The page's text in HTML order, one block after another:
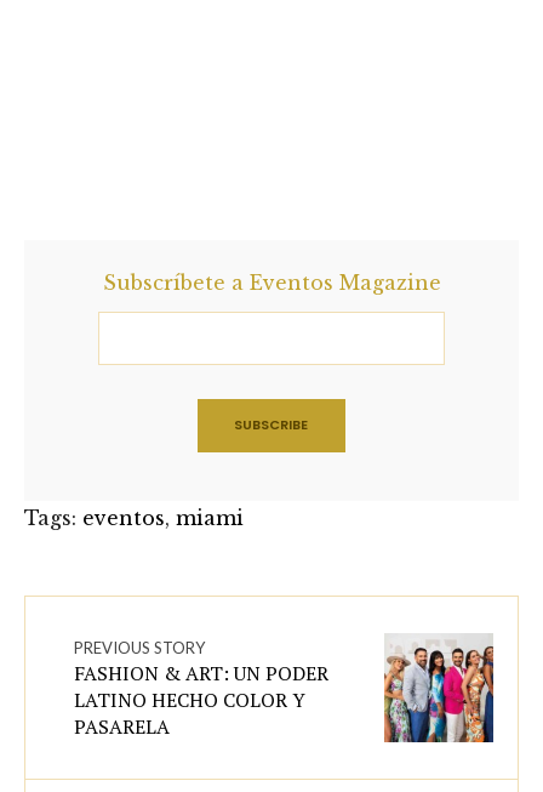
Subscríbete a Eventos Magazine
Tags: eventos, miami
PREVIOUS STORY
FASHION & ART: UN PODER
LATINO HECHO COLOR Y
PASARELA